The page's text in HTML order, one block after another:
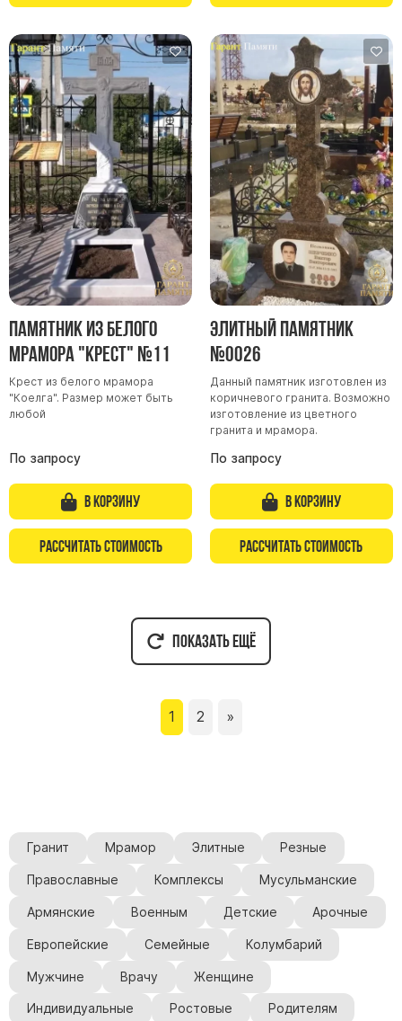
Памятник из белого
мрамора "Крест" №11
Крест из белого мрамора
"Коелга". Размер может быть
любой
По запросу
В корзину
Рассчитать стоимость
Элитный памятник
№0026
Данный памятник изготовлен из
коричневого гранита. Возможно
изготовление из цветного
гранита и мрамора.
По запросу
В корзину
Рассчитать стоимость
Показать ещё
1 2 »
Гранит Мрамор Элитные Резные
Православные Комплексы Мусульманские
Армянские Военным Детские Арочные
Европейские Семейные Колумбарий
Мужчине Врачу Женщине
Индивидуальные Ростовые Родителям